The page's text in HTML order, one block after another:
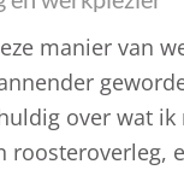
manier van
over wat ik
roosteroverleg,